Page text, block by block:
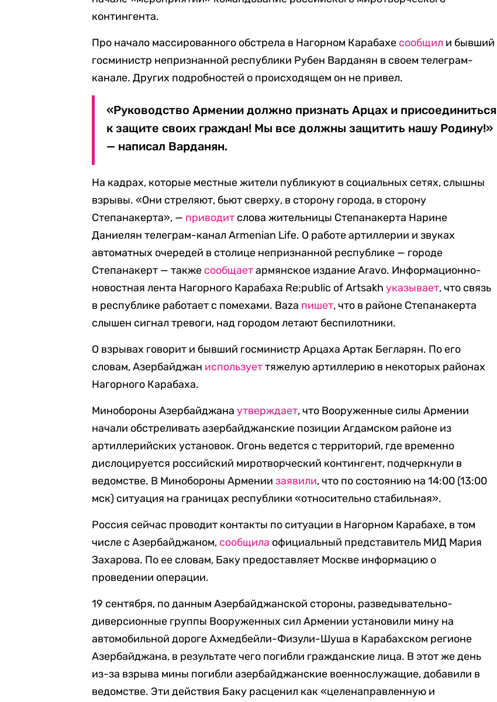
контингента.
Про начало массированного обстрела в Нагорном Карабахе сообщил и бывший
госминистр непризнанной республики Рубен Варданян в своем телеграм-
канале. Других подробностей о происходящем он не привел.
«Руководство Армении должно признать Арцах и присоединиться
к защите своих граждан! Мы все должны защитить нашу Родину!»
— написал Варданян.
На кадрах, которые местные жители публикуют в социальных сетях, слышны
взрывы. «Они стреляют, бьют сверху, в сторону города, в сторону
Степанакерта», — приводит слова жительницы Степанакерта Нарине
Даниелян телеграм-канал Armenian Life. О работе артиллерии и звуках
автоматных очередей в столице непризнанной республике — городе
Степанакерт — также сообщаетармянское издание Aravo. Информационно-
новостная лента Нагорного Карабаха Re:public of Artsakhуказывает, что связь
в республике работает с помехами. Baza пишет, что в районе Степанакерта
слышен сигнал тревоги, над городом летают беспилотники.
О взрывах говорит и бывший госминистр Арцаха Артак Бегларян. По его
словам, Азербайджан используеттяжелую артиллерию в некоторых районах
Нагорного Карабаха.
Минобороны Азербайджанаутверждает, что Вооруженные силы Армении
начали обстреливать азербайджанские позиции Агдамском районе из
артиллерийских установок. Огонь ведется с территорий, где временно
дислоцируется российский миротворческий контингент, подчеркнули в
ведомстве. В Минобороны Армениизаявили, что по состоянию на 14:00 (13:00
мск) ситуация на границах республики «относительно стабильная».
Россия сейчас проводит контакты по ситуации в Нагорном Карабахе, в том
числе с Азербайджаном, сообщила официальный представитель МИД Мария
Захарова. По ее словам, Баку предоставляет Москве информацию о
проведении операции.
19 сентября, по данным Азербайджанской стороны, разведывательно-
диверсионные группы Вооруженных сил Армении установили мину на
автомобильной дороге Ахмедбейли-Физули-Шуша в Карабахском регионе
Азербайджана, в результате чего погибли гражданские лица. В этот же день
из-за взрыва мины погибли азербайджанские военнослужащие, добавили в
ведомстве. Эти действия Баку расценил как «целенаправленную и